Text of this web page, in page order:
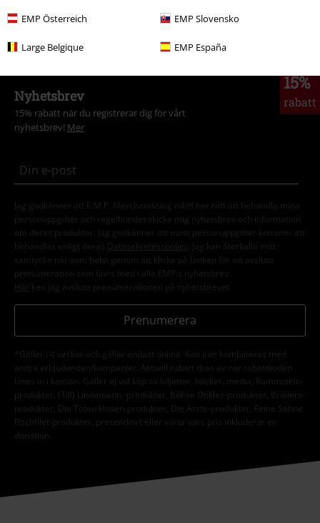
EMP Österreich EMP Slovensko
Large Belgique EMP España
& Luvtröjor
15%
rabatt
Nyhetsbrev
15% rabatt när du registrerar dig för vårt
nyhetsbrev! Mer
Jag godkänner att E.M.P. Merchandising mbH har rätt att behandla mina
personuppgifter och regelbundet skicka mig nyhetsbrev och information
om deras produkter. Jag godkänner att mina personuppgifter kommer att
behandlas enligt deras
Datasekretesspolicy
. Jag kan återkalla mitt
samtycke när som helst genom att klicka på länken för att avsluta
prenumeration som finns med i alla EMP:s nyhetsbrev.
Här kan jag avsluta prenumerationen på nyhetsbrevet.
Prenumerera
*Gäller i 4 veckor och gäller endast online. Kan inte kombineras med
andra erbjudanden/kampanjer. Aktuell rabatt dras av när rabattkoden
löses in i kassan. Gäller ej vid köp av biljetter, böcker, media, Rammstein-
produkter, (Till) Lindemann,-produkter, Böhse Onklez-produkter, Broilers-
produkter, Die Toten Hosen-produkter, Die Ärzte-produkter, Feine Sahne
Fischfilet-produkter, presentkort eller varor vars pris inkluderar en
donation.